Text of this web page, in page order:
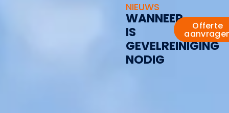
NIEUWS
WANNEER
IS
GEVELREINIGING
NODIG
Offerte